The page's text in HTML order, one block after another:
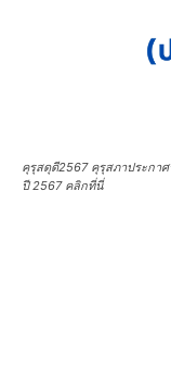
คุรุสดุดี2567 คุรุสภาประกาศ
ปี 2567 คลิกที่นี่